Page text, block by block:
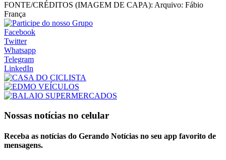
FONTE/CRÉDITOS (IMAGEM DE CAPA): Arquivo: Fábio
França
Facebook
Twitter
Whatsapp
Telegram
LinkedIn
Nossas notícias no celular
Receba as notícias do Gerando Notícias no seu app favorito de
mensagens.